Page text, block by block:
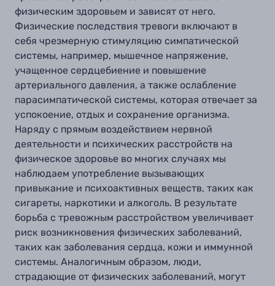
физическим здоровьем и зависят от него.
Физические последствия тревоги включают в
себя чрезмерную стимуляцию симпатической
системы, например, мышечное напряжение,
учащенное сердцебиение и повышение
артериального давления, а также ослабление
парасимпатической системы, которая отвечает за
успокоение, отдых и сохранение организма.
Наряду с прямым воздействием нервной
деятельности и психических расстройств на
физическое здоровье во многих случаях мы
наблюдаем употребление вызывающих
привыкание и психоактивных веществ, таких как
сигареты, наркотики и алкоголь. В результате
борьба с тревожным расстройством увеличивает
риск возникновения физических заболеваний,
таких как заболевания сердца, кожи и иммунной
системы. Аналогичным образом, люди,
страдающие от физических заболеваний, могут